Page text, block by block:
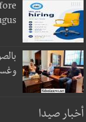
أخبار صيدا